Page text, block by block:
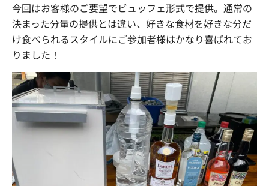
今回はお客様のご要望でビュッフェ形式で提供。通常の
決まった分量の提供とは違い、好きな食材を好きな分だ
け食べられるスタイルにご参加者様はかなり喜ばれてお
りました！